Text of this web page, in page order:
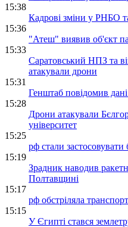
15:38
Кадрові зміни у РНБО
15:36
"Атеш" виявив об'єкт
15:33
Саратовський НПЗ та
атакували дрони
15:31
Генштаб повідомив
15:28
Дрони атакували
університет
15:25
рф стали
15:19
Зрадник наводив
Полтавщині
15:17
рф обстріляла
15:15
У Єгипті стався